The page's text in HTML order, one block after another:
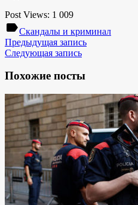
Post Views: 1 009
labelСкандалы и криминал
Предыдущая запись
Следующая запись
Похожие посты